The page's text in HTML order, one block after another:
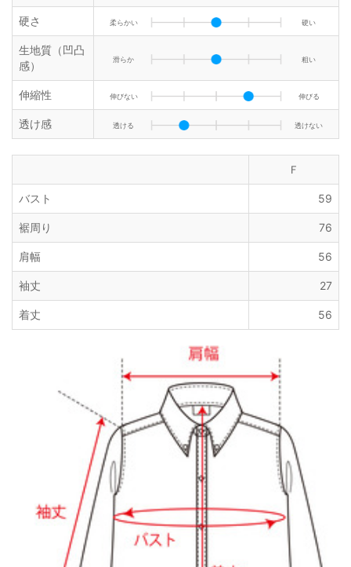
硬さ 柔らかい 硬い
生地質（凹凸
感）
滑らか 粗い
伸縮性 伸びない 伸びる
透け感 透ける 透けない
Ｆ
バスト 59
裾周り 76
肩幅 56
袖丈 27
着丈 56